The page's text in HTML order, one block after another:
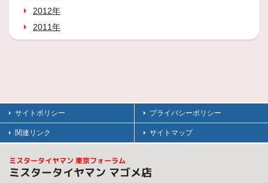
2012年
2011年
サイトポリシー プライバシーポリシー
関連リンク サイトマップ
ミスタータイヤマン 東京フォーラム
ミスタータイヤマン マゴメ店